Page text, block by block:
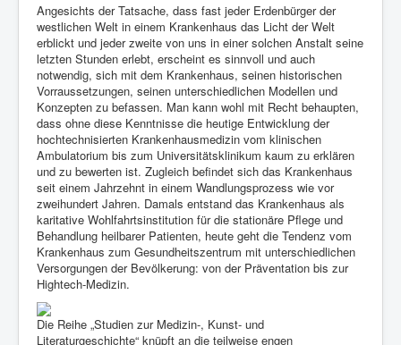
Angesichts der Tatsache, dass fast jeder Erdenbürger der
westlichen Welt in einem Krankenhaus das Licht der Welt
erblickt und jeder zweite von uns in einer solchen Anstalt seine
letzten Stunden erlebt, erscheint es sinnvoll und auch
notwendig, sich mit dem Krankenhaus, seinen historischen
Vorraussetzungen, seinen unterschiedlichen Modellen und
Konzepten zu befassen. Man kann wohl mit Recht behaupten,
dass ohne diese Kenntnisse die heutige Entwicklung der
hochtechnisierten Krankenhausmedizin vom klinischen
Ambulatorium bis zum Universitätsklinikum kaum zu erklären
und zu bewerten ist. Zugleich befindet sich das Krankenhaus
seit einem Jahrzehnt in einem Wandlungsprozess wie vor
zweihundert Jahren. Damals entstand das Krankenhaus als
karitative Wohlfahrtsinstitution für die stationäre Pflege und
Behandlung heilbarer Patienten, heute geht die Tendenz vom
Krankenhaus zum Gesundheitszentrum mit unterschiedlichen
Versorgungen der Bevölkerung: von der Präventation bis zur
Hightech-Medizin.
Die Reihe „Studien zur Medizin-, Kunst- und
Literaturgeschichte“ knüpft an die teilweise engen